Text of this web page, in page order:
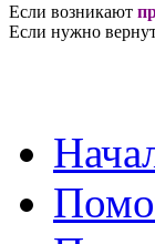
Если возникают
Если нужно